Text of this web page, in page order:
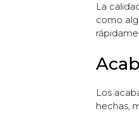
La
como
Los
hechas,